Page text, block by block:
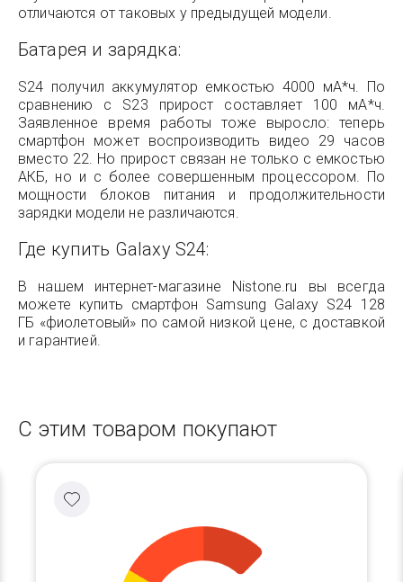
отличаются от таковых у предыдущей модели.
Батарея и зарядка:
S24 получил аккумулятор емкостью 4000 мА*ч. По
сравнению с S23 прирост составляет 100 мА*ч.
Заявленное время работы тоже выросло: теперь
смартфон может воспроизводить видео 29 часов
вместо 22. Но прирост связан не только с емкостью
АКБ, но и с более совершенным процессором. По
мощности блоков питания и продолжительности
зарядки модели не различаются.
Где купить Galaxy S24:
В нашем интернет-магазине Nistone.ru вы всегда
можете купить смартфон Samsung Galaxy S24 128
ГБ «фиолетовый» по самой низкой цене, с доставкой
и гарантией.
С этим товаром покупают